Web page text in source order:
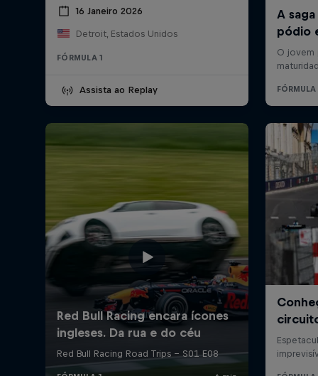
16 Janeiro 2026
Detroit, Estados Unidos
FÓRMULA 1
Assista ao Replay